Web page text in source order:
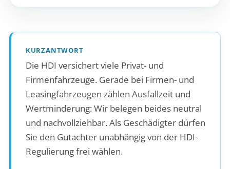
KURZANTWORT
Die HDI versichert viele Privat- und
Firmenfahrzeuge. Gerade bei Firmen- und
Leasingfahrzeugen zählen Ausfallzeit und
Wertminderung: Wir belegen beides neutral
und nachvollziehbar. Als Geschädigter dürfen
Sie den Gutachter unabhängig von der HDI-
Regulierung frei wählen.